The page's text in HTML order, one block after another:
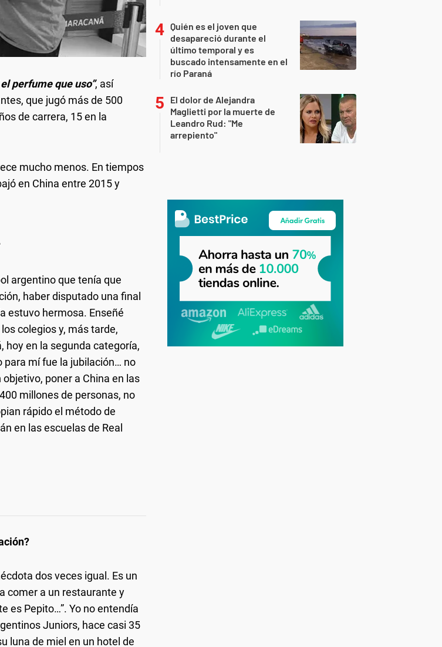
perfume que uso”, así
que jugó más de 500
de carrera, 15 en la
mucho menos. En tiempos
en China entre 2015 y
argentino que tenía que
haber disputado una final
estuvo hermosa. Enseñé
colegios y, más tarde,
hoy en la segunda categoría,
para mí fue la jubilación… no
poner a China en las
millones de personas, no
rápido el método de
en las escuelas de Real
dos veces igual. Es un
comer a un restaurante y
es Pepito…”. Yo no entendía
Juniors, hace casi 35
luna de miel en un hotel de
Quién es el joven que
desapareció durante el
último temporal y es
buscado intensamente en el
río Paraná
El dolor de Alejandra
Maglietti por la muerte de
Leandro Rud: "Me
arrepiento"